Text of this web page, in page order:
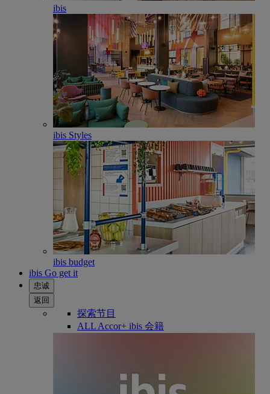
ibis
ibis Styles
ibis budget
ibis Go get it
忠诚
返回
探索节目
ALL Accor+ ibis 会籍